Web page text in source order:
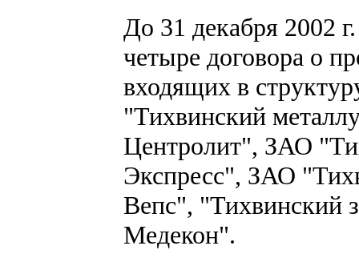
До 31 декабря 2002
четыре договора о
входящих в
"Тихвинский
Центролит", ЗАО
Экспресс", ЗАО
Вепс", "Тихвинский
Медекон".